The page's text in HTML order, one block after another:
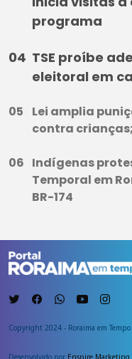
programa
TSE proíbe
eleitoral em
Lei amplia
contra
Indígenas
Temporal em
BR-174
Copyright 2024 - Roraima em Tempo
Desenvolvido por Enspire Marketing